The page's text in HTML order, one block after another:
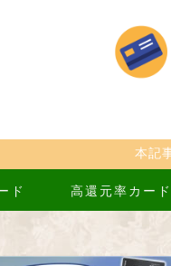
本記
ド 高還元率カード